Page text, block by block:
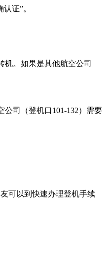
证”。
。如果是其他航空公司
司（登机口101-132）需要
可以到快速办理登机手续